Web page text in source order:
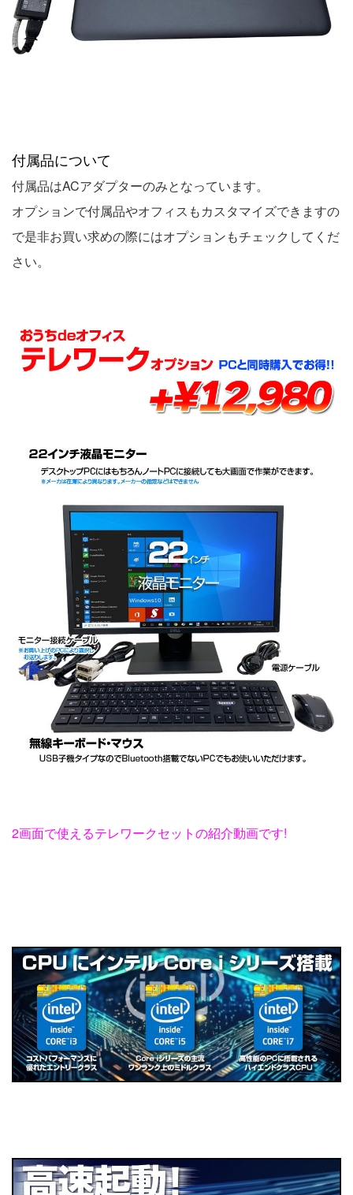
付属品について
付属品はACアダプターのみとなっています。
オプションで付属品やオフィスもカスタマイズできますの
で是非お買い求めの際にはオプションもチェックしてくだ
さい。
2画面で使えるテレワークセットの紹介動画です!